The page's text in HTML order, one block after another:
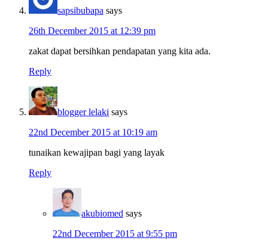
sapsibubapa says
26th December 2015 at 12:39 pm
zakat dapat bersihkan pendapatan yang kita ada.
Reply
blogger lelaki says
22nd December 2015 at 10:19 am
tunaikan kewajipan bagi yang layak
Reply
akubiomed says
22nd December 2015 at 9:55 pm